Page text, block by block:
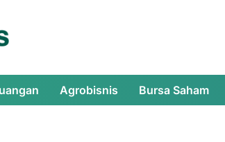
Agrobisnis Bursa Saham